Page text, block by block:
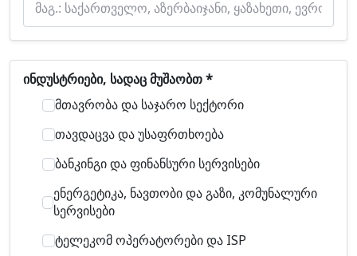
Ინდუსტრიები, Სადაც Მუშაობთ *
Მთავრობა Და Საჯარო Სექტორი
Თავდაცვა Და Უსაფრთხოება
Ბანკინგი Და Ფინანსური Სერვისები
Ენერგეტიკა, Ნავთობი Და Გაზი, Კომუნალური
Სერვისები
Ტელეკომ Ოპერატორები Და ISP